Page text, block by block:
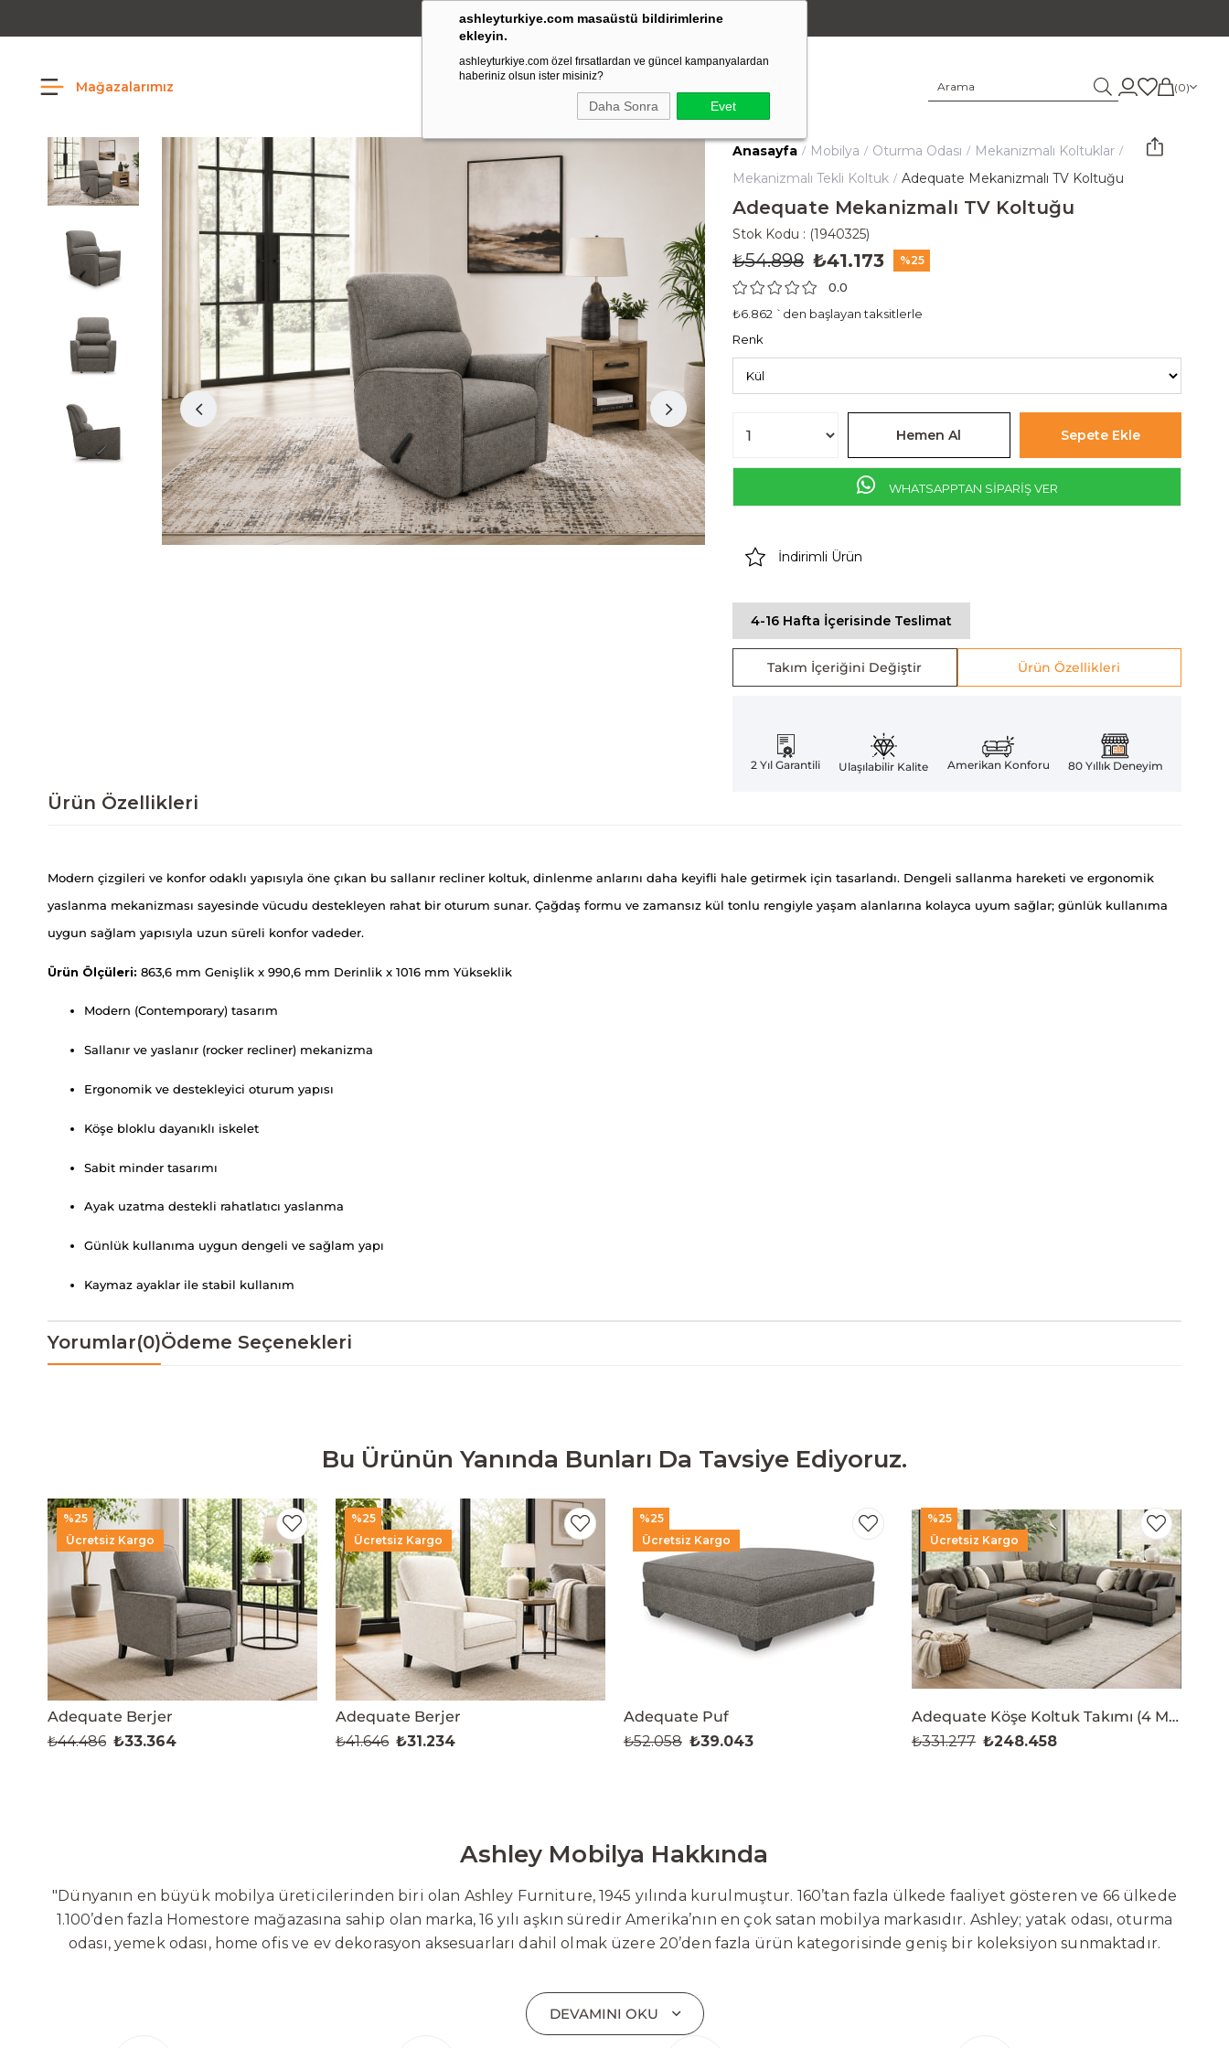
ashleyturkiye.com masaüstü bildirimlerine
ekleyin.
ashleyturkiye.com özel fırsatlardan ve güncel kampanyalardan
haberiniz olsun ister misiniz?
Daha Sonra Evet
Amerikan Stili Ergonomik Tasarım
Mağazalarımız 0
Anasayfa Mobilya Oturma Odası
Mekanizmalı Koltuklar
Mekanizmalı Tekli Koltuk
Adequate Mekanizmalı TV Koltuğu
Adequate Mekanizmalı TV Koltuğu
Stok Kodu (1940325)
₺54.898 ₺41.173 25
0.0
₺6.862 `den başlayan taksitlerle
Renk
WHATSAPPTAN SİPARİŞ VER
İndirimli Ürün
4-16 Hafta İçerisinde Teslimat
Takım İçeriğini Değiştir Ürün Özellikleri
2 Yıl Garantili Ulaşılabilir Kalite Amerikan Konforu 80 Yıllık Deneyim
Ürün Özellikleri
Modern çizgileri ve konfor odaklı yapısıyla öne çıkan bu sallanır recliner koltuk, dinlenme anlarını daha keyifli hale getirmek için tasarlandı. Dengeli sallanma hareketi ve ergonomik
yaslanma mekanizması sayesinde vücudu destekleyen rahat bir oturum sunar. Çağdaş formu ve zamansız kül tonlu rengiyle yaşam alanlarına kolayca uyum sağlar; günlük kullanıma
uygun sağlam yapısıyla uzun süreli konfor vadeder.
Ürün Ölçüleri: 863,6 mm Genişlik x 990,6 mm Derinlik x 1016 mm Yükseklik
Modern (Contemporary) tasarım
Sallanır ve yaslanır (rocker recliner) mekanizma
Ergonomik ve destekleyici oturum yapısı
Köşe bloklu dayanıklı iskelet
Sabit minder tasarımı
Ayak uzatma destekli rahatlatıcı yaslanma
Günlük kullanıma uygun dengeli ve sağlam yapı
Kaymaz ayaklar ile stabil kullanım
Yorumlar(0)Ödeme Seçenekleri
Bu Ürünün Yanında Bunları Da Tavsiye Ediyoruz.
Adequate Berjer
₺33.364
₺44.486
Ücretsiz Kargo
%25
Adequate Berjer
₺31.234
₺41.646
Ücretsiz Kargo
%25
Adequate Puf
₺39.043
₺52.058
Ücretsiz Kargo
%25
Adequate Köşe Koltuk Takımı (4 Modül)
₺248.458
₺331.277
Ücretsiz Kargo
%25
Ashley Mobilya Hakkında
"Dünyanın en büyük mobilya üreticilerinden biri olan Ashley Furniture, 1945 yılında kurulmuştur. 160’tan fazla ülkede faaliyet gösteren ve 66 ülkede
1.100’den fazla Homestore mağazasına sahip olan marka, 16 yılı aşkın süredir Amerika’nın en çok satan mobilya markasıdır. Ashley; yatak odası, oturma
odası, yemek odası, home ofis ve ev dekorasyon aksesuarları dahil olmak üzere 20’den fazla ürün kategorisinde geniş bir koleksiyon sunmaktadır.
global altyapısı sayesinde dünya çapında önemli bir pazar payına ulaşmıştır. Marka; sadece mevcut başarılarına değil, aynı zamanda gelecekte
yaratacağı değerlere odaklanarak sürekli gelişimi temel yaklaşım olarak benimsemektedir. Türkiye’deki yatırımları kapsamında, Kayseri Serbest
Bölgesi’nde 100 dönüm arazi üzerine kurulan üretim tesisinin altyapısı tamamlanmıştır. Ashley Furniture’ın hedefi; Türkiye merkezli bir üretim üssü
DEVAMINI OKU